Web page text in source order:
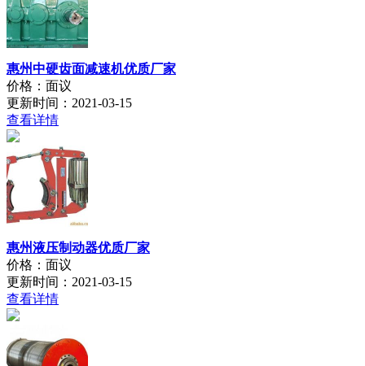
惠州中硬齿面减速机优质厂家
价格：面议
更新时间：2021-03-15
查看详情
惠州液压制动器优质厂家
价格：面议
更新时间：2021-03-15
查看详情